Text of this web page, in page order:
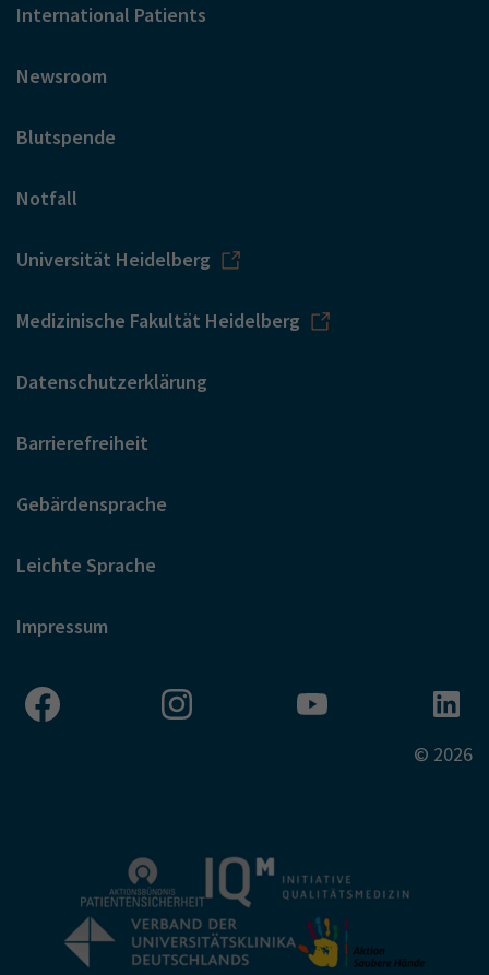
International Patients
Newsroom
Blutspende
Notfall
Universität Heidelberg
Medizinische Fakultät Heidelberg
Datenschutzerklärung
Barrierefreiheit
Gebärdensprache
Leichte Sprache
Impressum
© 2026